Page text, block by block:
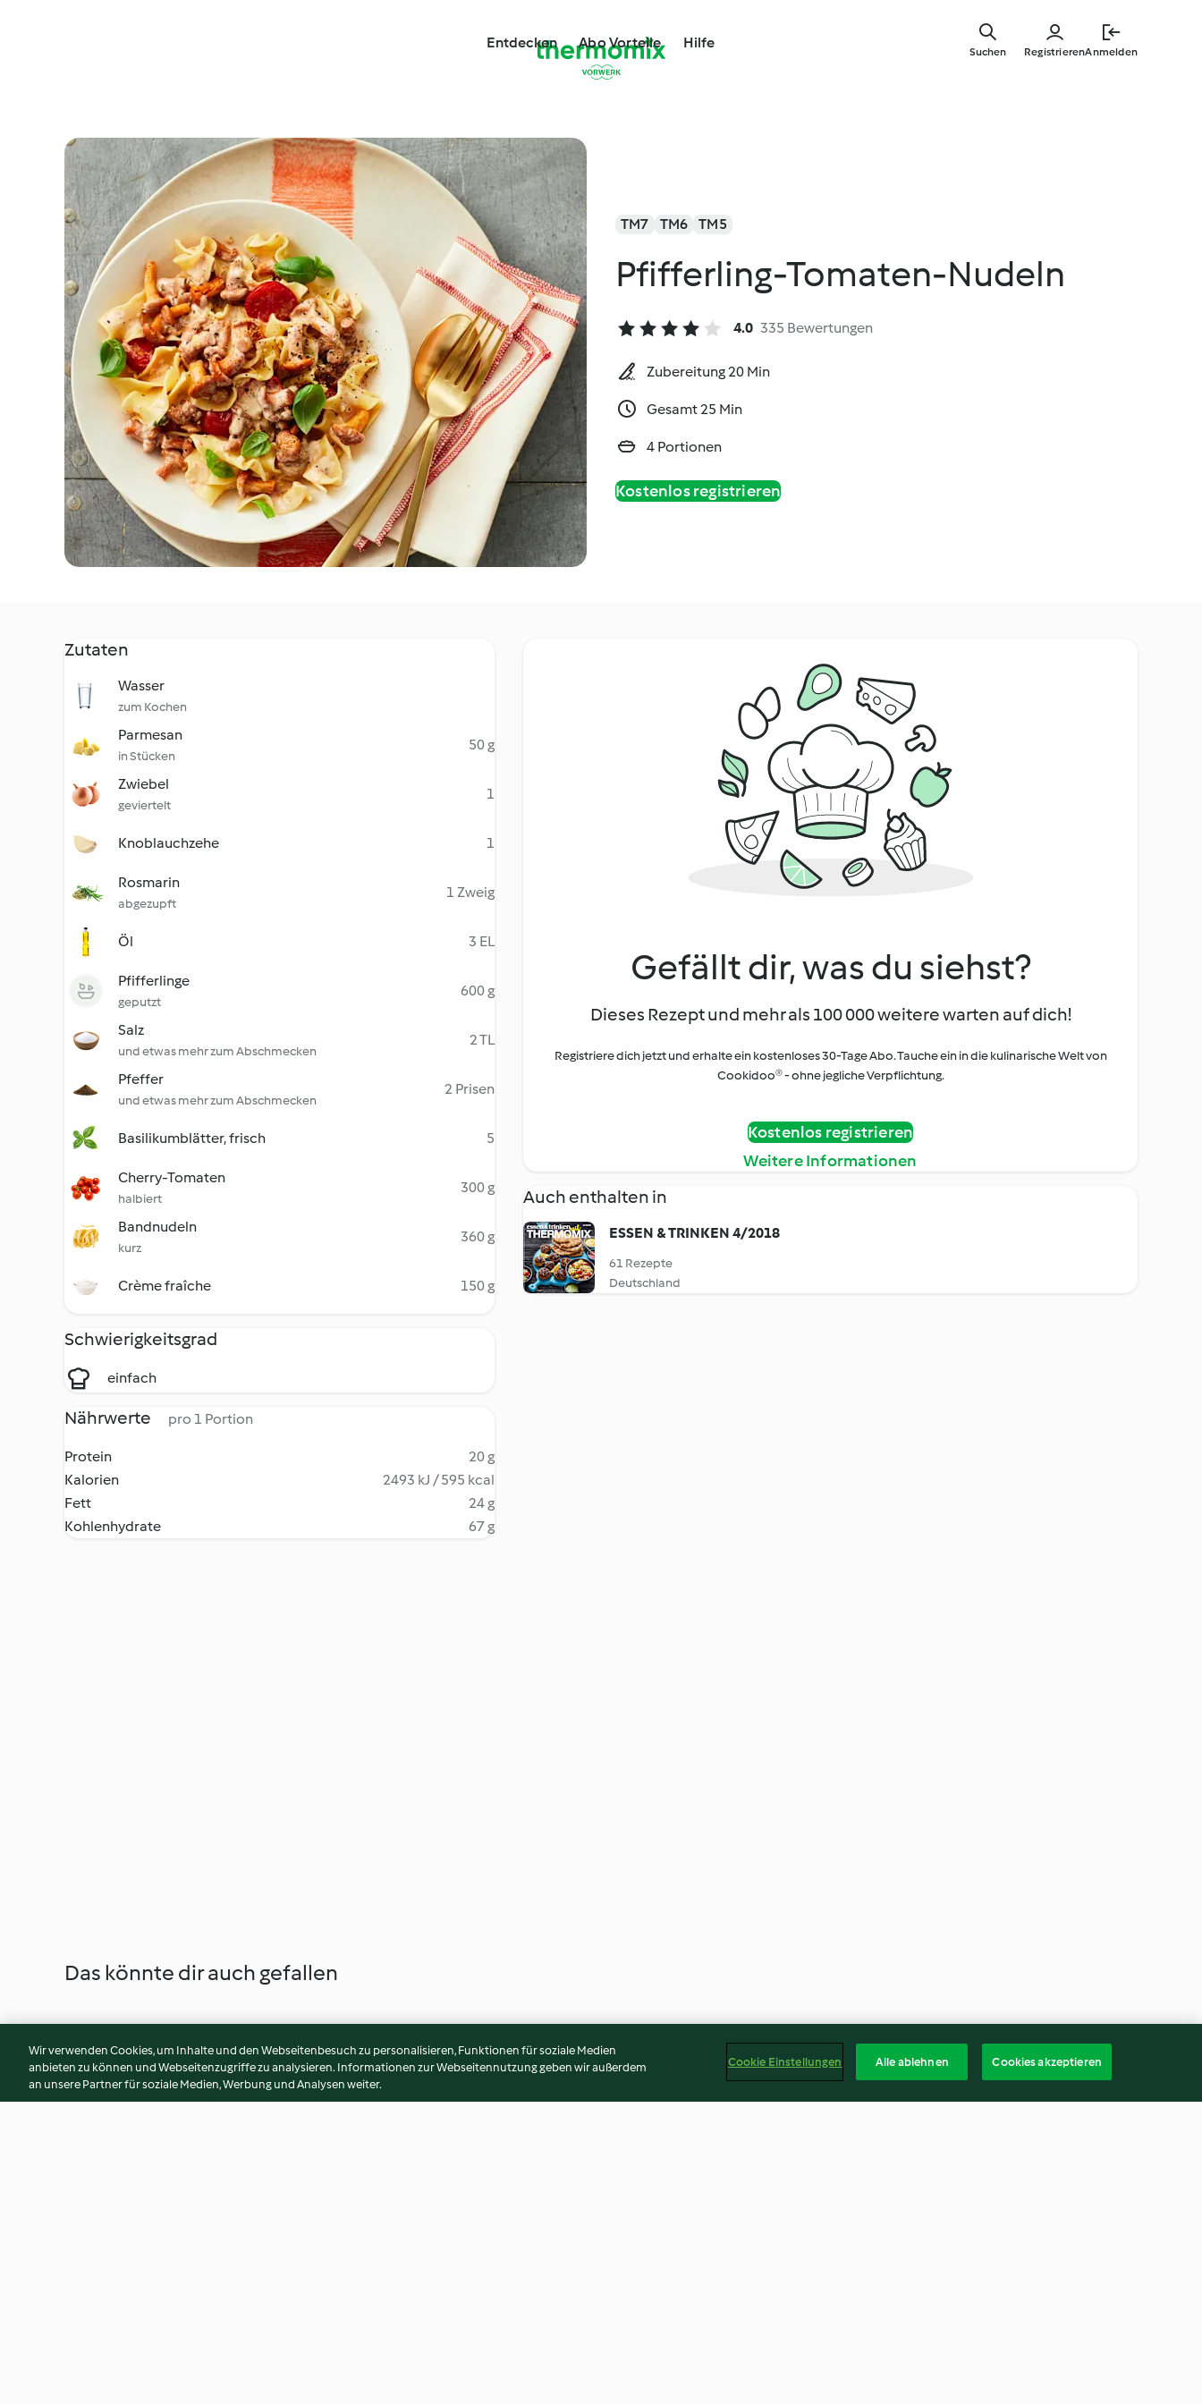
springen
Entdecken Abo Vorteile Hilfe
RegistrierenAnmelden
Suchen
TM7 TM6 TM5
Pfifferling-Tomaten-Nudeln
4.0 335 Bewertungen
Zubereitung 20 Min
Gesamt 25 Min
4 Portionen
Kostenlos registrieren
Zutaten
Wasser
zum Kochen
Parmesan
in Stücken
50 g
Zwiebel
geviertelt
1
Knoblauchzehe 1
Rosmarin
abgezupft
1 Zweig
Öl 3 EL
Pfifferlinge
geputzt
600 g
Salz
und etwas mehr zum Abschmecken
2 TL
Pfeffer
und etwas mehr zum Abschmecken
2 Prisen
Basilikumblätter, frisch 5
Cherry-Tomaten
halbiert
300 g
Bandnudeln
kurz
360 g
Crème fraîche 150 g
Schwierigkeitsgrad
einfach
Nährwerte pro 1 Portion
Protein
20 g
Kalorien
2493 kJ / 595 kcal
Fett
24 g
Kohlenhydrate
67 g
Gefällt dir, was du siehst?
Dieses Rezept und mehr als 100 000 weitere warten auf dich!
Registriere dich jetzt und erhalte ein kostenloses 30-Tage Abo. Tauche ein in die kulinarische Welt von
Cookidoo® - ohne jegliche Verpflichtung.
Kostenlos registrieren
Weitere Informationen
Auch enthalten in
ESSEN & TRINKEN 4/2018
61 Rezepte
Deutschland
Das könnte dir auch gefallen
Wir verwenden Cookies, um Inhalte und den Webseitenbesuch zu personalisieren, Funktionen für soziale Medien
anbieten zu können und Webseitenzugriffe zu analysieren. Informationen zur Webseitennutzung geben wir außerdem
an unsere Partner für soziale Medien, Werbung und Analysen weiter.
Cookie Einstellungen Alle ablehnen Cookies akzeptieren